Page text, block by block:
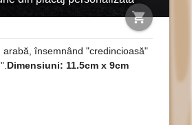
shopping_cart
arabă, însemnând "credincioasă"
Dimensiuni: 11.5cm x 9cm